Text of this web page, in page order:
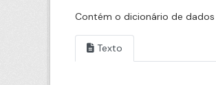
Contém o dicionário de
Texto